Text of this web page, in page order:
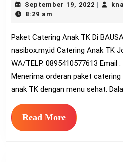
September 19, 2022 |
8:29 am
Paket Catering Anak TK Di BAUSASARAN 0895410577613 –
nasibox.my.id Catering Anak TK
WA/TELP. 0895410577613 Email :
Menerima orderan paket catering
anak TK dengan menu sehat.
Read MoreRead
More